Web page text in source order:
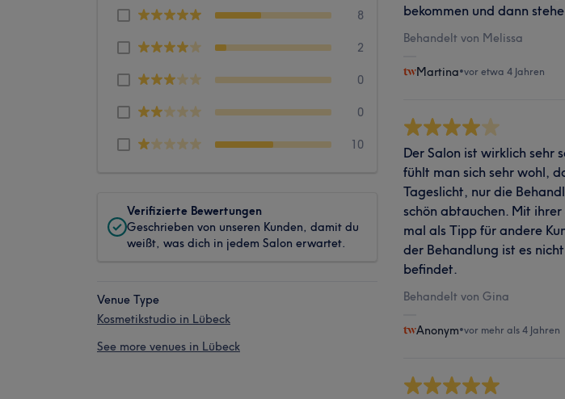
8
2
0
0
10
Verifizierte Bewertungen
Geschrieben von unseren Kunden, damit du
weißt, was dich in jedem Salon erwartet.
Venue Type
Kosmetikstudio in Lübeck
See more venues in Lübeck
bekommen und dann
Behandelt von Melissa
Martina•vor etwa 4 Jahren
Der Salon ist wirklich sehr
fühlt man sich sehr wohl,
Tageslicht, nur die
schön abtauchen. Mit
mal als Tipp für andere
der Behandlung ist es
befindet.
Behandelt von Gina
Anonym•vor mehr als 4 Jahren